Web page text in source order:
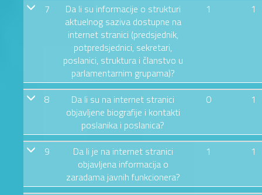
7
Da li su informacije o strukturi
aktuelnog saziva dostupne na
internet stranici (predsjednik,
potpredsjednici, sekretari,
poslanici, struktura i članstvo u
parlamentarnim grupama)?
1 1
8
Da li su na internet stranici
objavljene biografije i kontakti
poslanika i poslanica?
0 1
9
Da li je na internet stranici
objavljena informacija o
zaradama javnih funkcionera?
1 1